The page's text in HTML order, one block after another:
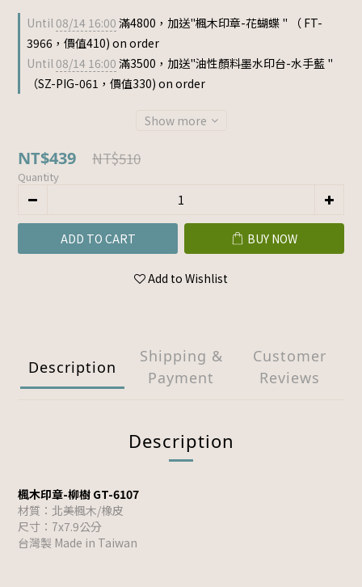
Until 08/14 16:00 滿4800，加送"楓木印章-花蝴蝶 " （ FT-
3966，價值410) on order
Until 08/14 16:00 滿3500，加送"油性顏料墨水印台-水手藍 "
（SZ-PIG-061，價值330) on order
Show more
NT$439 NT$510
Quantity
ADD TO CART BUY NOW
Add to Wishlist
Description
Shipping &
Payment
Customer
Reviews
Description
楓木印章-柳樹 GT-6107
材質：北美楓木/橡皮
尺寸：7x7.9公分
台灣製 Made in Taiwan